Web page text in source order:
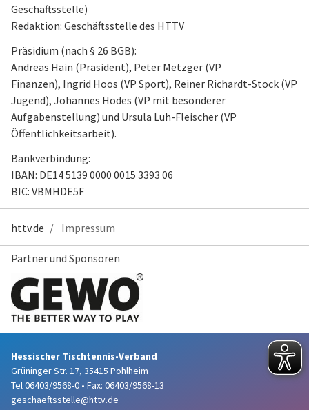
Geschäftsstelle)
Redaktion: Geschäftsstelle des HTTV
Präsidium (nach § 26 BGB):
Andreas Hain (Präsident), Peter Metzger (VP
Finanzen), Ingrid Hoos (VP Sport), Reiner Richardt-Stock (VP
Jugend), Johannes Hodes (VP mit besonderer
Aufgabenstellung) und Ursula Luh-Fleischer (VP
Öffentlichkeitsarbeit).
Bankverbindung:
IBAN: DE14 5139 0000 0015 3393 06
BIC: VBMHDE5F
httv.de Impressum
Partner und Sponsoren
Hessischer Tischtennis-Verband
Grüninger Str. 17, 35415 Pohlheim
Tel 06403/9568-0 • Fax: 06403/9568-13
geschaeftsstelle@httv.de